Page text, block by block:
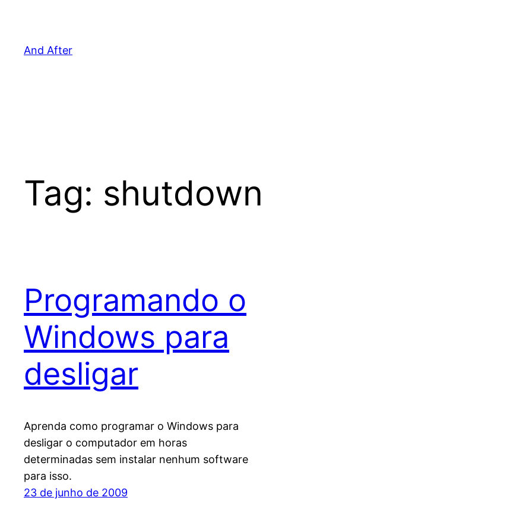
And After
Tag: shutdown
Programando o
Windows para
desligar
Aprenda como programar o Windows para
desligar o computador em horas
determinadas sem instalar nenhum software
para isso.
23 de junho de 2009